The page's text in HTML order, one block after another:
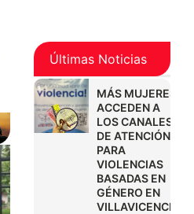
Últimas Noticias
MÁS MUJERES
ACCEDEN A
LOS CANALES
DE ATENCIÓN
PARA
VIOLENCIAS
BASADAS EN
GÉNERO EN
VILLAVICENCIO